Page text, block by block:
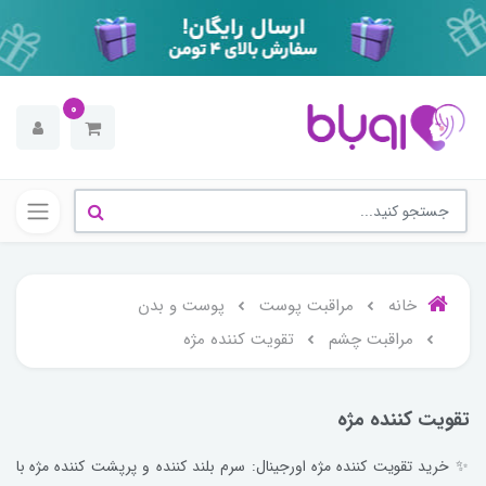
0
خانه مراقبت پوست
پوست و بدن
مراقبت چشم
تقویت کننده مژه
تقویت کننده مژه
✨ خرید تقویت کننده مژه اورجینال: سرم بلند کننده و پرپشت کننده مژه با